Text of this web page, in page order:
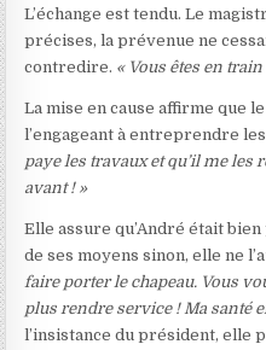
L’échange est tendu. Le
précises, la prévenue ne
contredire. « Vous êtes en
La mise en cause affirme que
l’engageant à entreprendre
paye les travaux et qu’il me
avant ! »
Elle assure qu’André était
de ses moyens sinon, elle ne
faire porter le chapeau. Vous
plus rendre service ! Ma santé
l’insistance du président, elle